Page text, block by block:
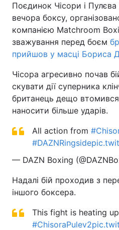
Поєдинок Чісори і
вечора боксу,
компанією Matchroom
зважування перед боєм
прийшов у масці Бориса
Чісора агресивно почав
скувати дії суперника
британець дещо
наносити більше ударів.
All action from
#DAZNRingside
— DAZN Boxing
Надалі бій проходив з
іншого боксера.
This fight is heating
#ChisoraPulev2